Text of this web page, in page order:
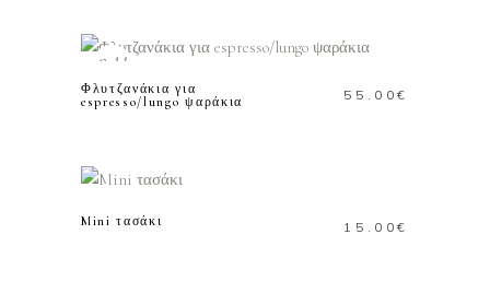
Sold
Φλυτζανάκια για
espresso/lungo ψαράκια
55.00€
Mini τασάκι 15.00€